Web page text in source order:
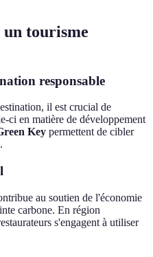
tourisme
responsable
il est crucial de
ci en matière de développement
Key permettent de cibler
au soutien de l'économie
carbone. En région
s'engagent à utiliser